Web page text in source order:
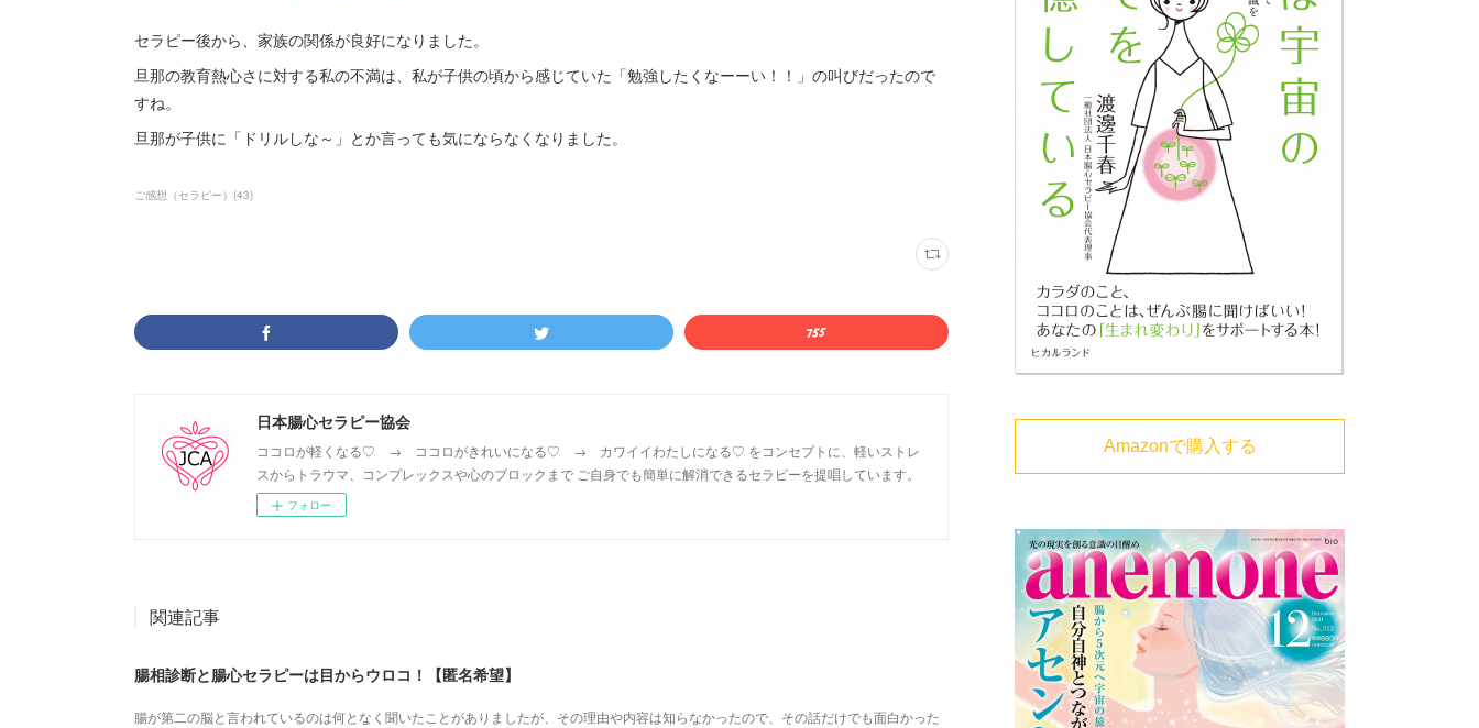
セラピー後から、家族の関係が良好になりました。
旦那の教育熱心さに対する私の不満は、私が子供の頃から感じていた「勉強したくなーーい！！」の叫びだったので
すね。
旦那が子供に「ドリルしな～」とか言っても気にならなくなりました。
ご感想（セラピー） (43)
日本腸心セラピー協会
ココロが軽くなる♡ → ココロがきれいになる♡ → カワイイわたしになる♡ をコンセプトに、軽いストレ
スからトラウマ、コンプレックスや心のブロックまで ご自身でも簡単に解消できるセラピーを提唱しています。
フォロー
関連記事
腸相診断と腸心セラピーは目からウロコ！【匿名希望】
腸が第二の脳と言われているのは何となく聞いたことがありましたが、その理由や内容は知らなかったので、その話だけでも面白かった
Amazonで購入する